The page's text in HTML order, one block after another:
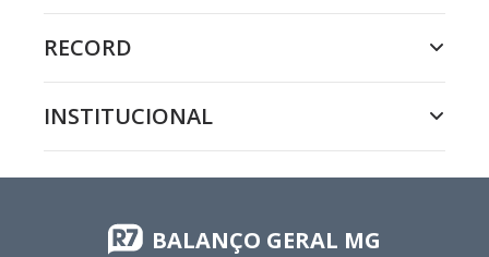
RECORD
INSTITUCIONAL
BALANÇO GERAL MG